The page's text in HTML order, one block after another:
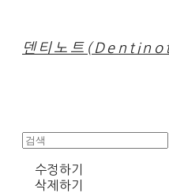
덴티노트
수정하기
삭제하기